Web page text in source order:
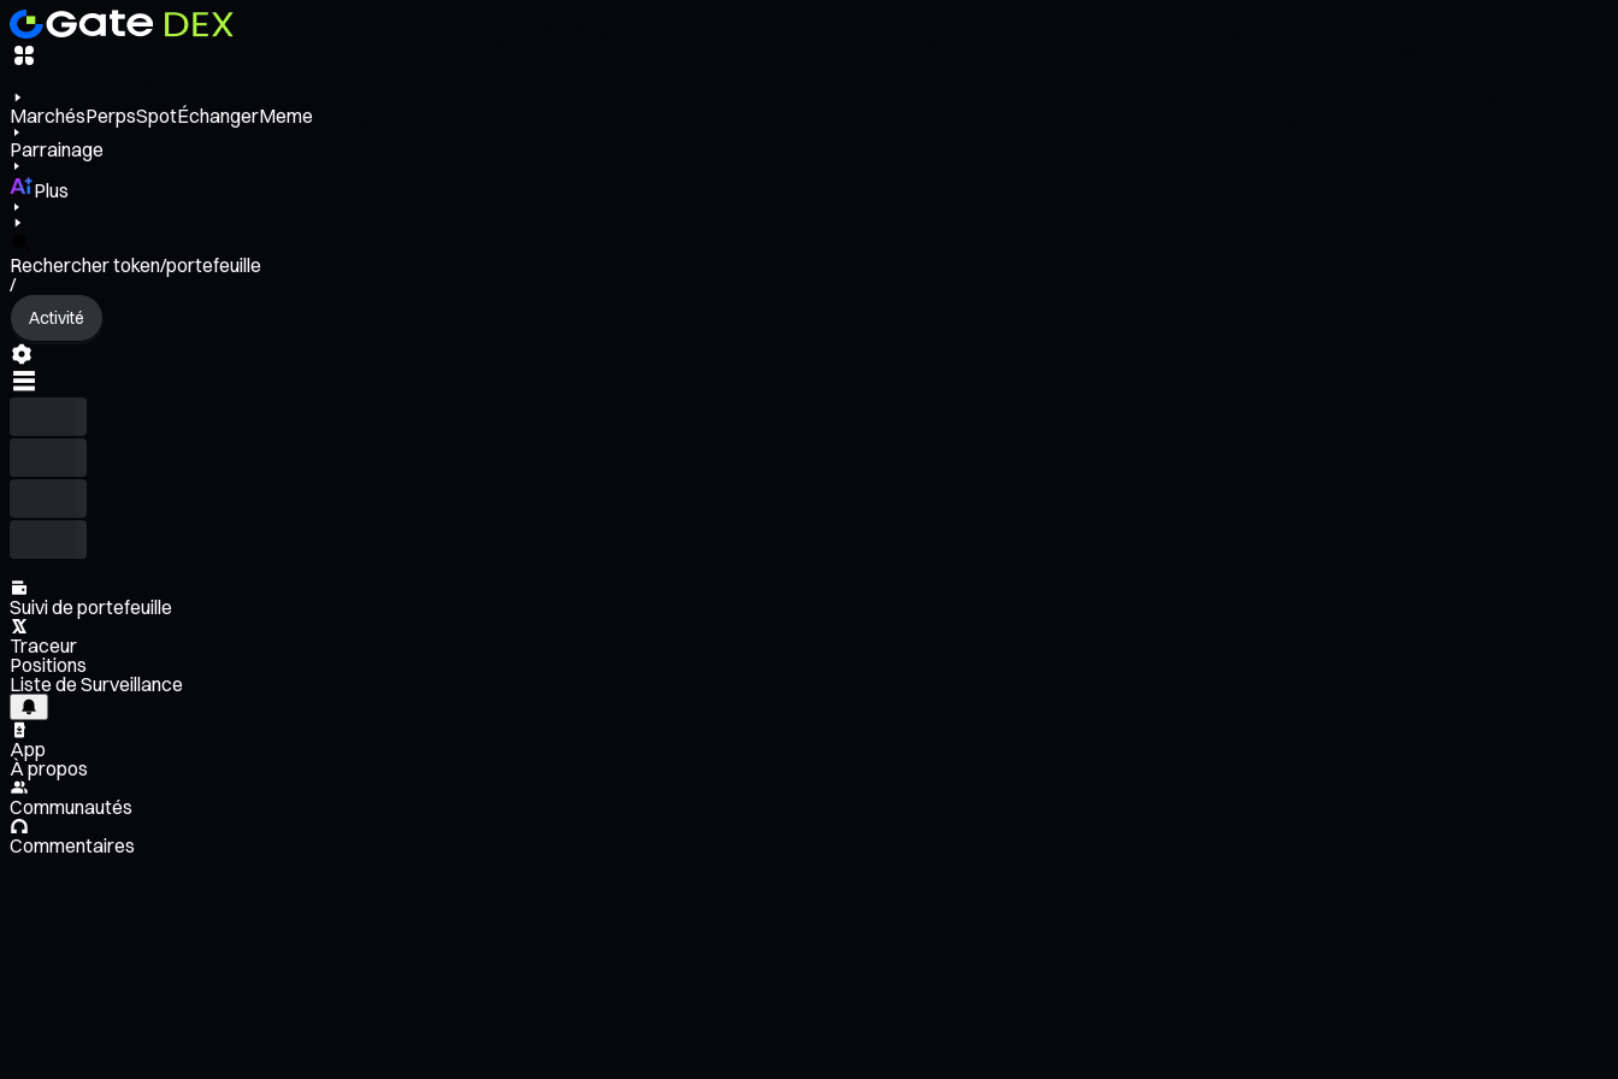
MarchésPerpsSpotÉchangerMeme
Parrainage
Plus
Rechercher token/portefeuille
/
Activité
Suivi de portefeuille
Traceur
Positions
Liste de Surveillance
App
À propos
Communautés
Commentaires